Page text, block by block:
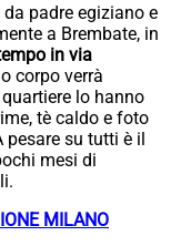
padre egiziano e
a Brembate, in
in via
corpo verrà
lo hanno
tè caldo e foto
pesare su tutti è il
mesi di
MILANO